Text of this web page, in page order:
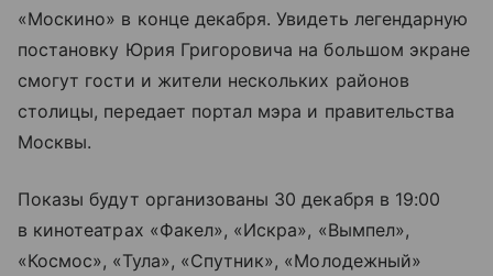
«Москино» в конце декабря. Увидеть легендарную
постановку Юрия Григоровича на большом экране
смогут гости и жители нескольких районов
столицы, передает портал мэра и правительства
Москвы.
Показы будут организованы 30 декабря в 19:00
в кинотеатрах «Факел», «Искра», «Вымпел»,
«Космос», «Тула», «Спутник», «Молодежный»